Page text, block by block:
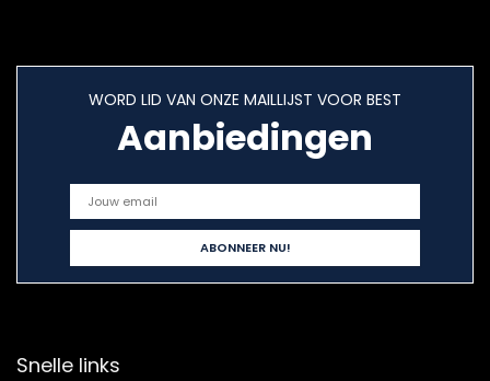
WORD LID VAN ONZE MAILLIJST VOOR BEST
Aanbiedingen
Snelle links